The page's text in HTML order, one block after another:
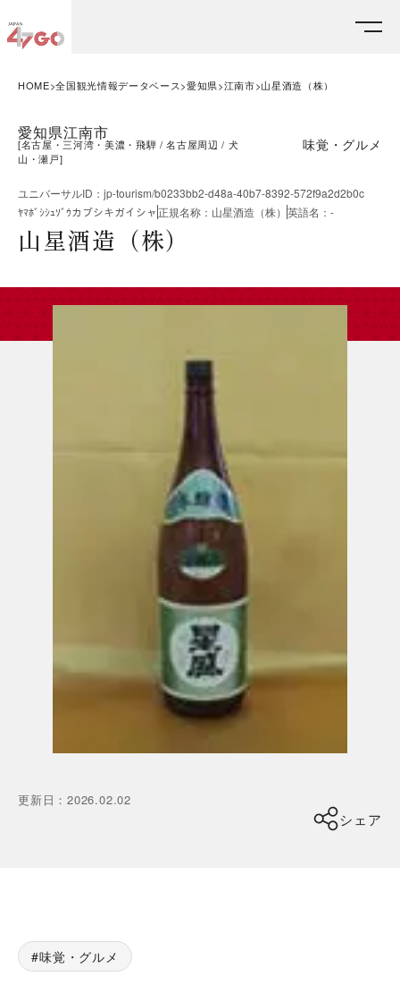
HOME 全国観光情報データベース 愛知県 江南市 山星酒造（株）
愛知県江南市
[名古屋・三河湾・美濃・飛騨 名古屋周辺
犬
山・瀬戸]
味覚・グルメ
ユニバーサルID ： jp-tourism/b0233bb2-d48a-40b7-8392-572f9a2d2b0c
ﾔﾏﾎﾞｼｼｭｿﾞｳカブシキガイシャ正規名称 ： 山星酒造（株） 英語名 ： -
山星酒造（株）
更新日 ：2026.02.02
シェア
味覚・グルメ